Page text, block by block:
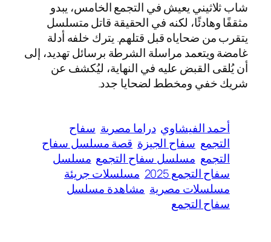
شاب ثلاثيني يعيش في التجمع الخامس، يبدو
مثقفًا وهادئًا، لكنه في الحقيقة قاتل متسلسل
يتقرب من ضحاياه قبل قتلهم. يترك خلفه أدلة
غامضة ويتعمد مراسلة الشرطة برسائل تهديد، إلى
أن يُلقى القبض عليه في النهاية، ليُكشف عن
شريك خفي ومخطط لضحايا جدد.
أحمد الفيشاوي دراما مصرية سفاح
التجمع سفاح الجيزة قصة مسلسل سفاح
التجمع مسلسل سفاح التجمع مسلسل
سفاح التجمع 2025
مسلسلات جريئة
مسلسلات مصرية مشاهدة مسلسل
سفاح التجمع